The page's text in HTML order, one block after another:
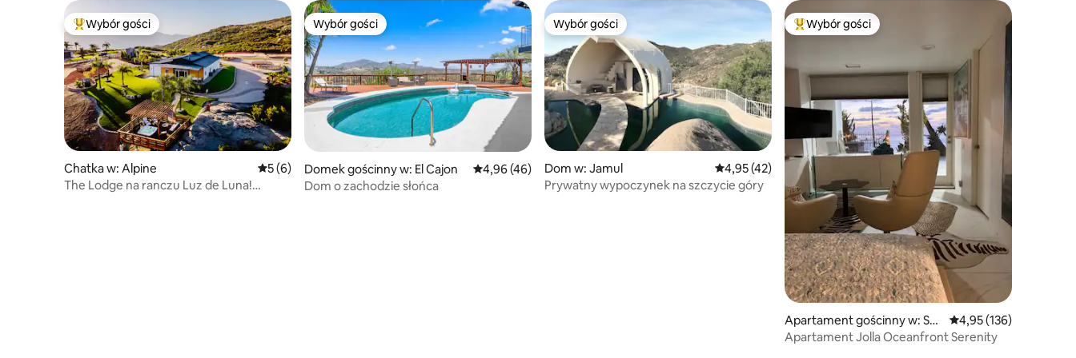
Najpopularniejsze z kategorii Wybór gości
Wybór gości
Chatka w: Alpine Średnia ocena: 5 na 5, liczba recenzji: 6
5 (6)
The Lodge na ranczu Luz de Luna!
Wybór gości
Wybór gości
Domek gościnny w: El Cajon Średnia ocena: 4,96 na 5, liczba recenzji: 46
4,96 (46)
Dom o zachodzie słońca
Wybór gości
Wybór gości
Dom w: Jamul Średnia ocena: 4,95 na 5, liczba recenzji: 42
4,95 (42)
Prywatny wypoczynek na szczycie góry
Najpopularniejsze z kategorii Wybór gości
Wybór gości
Apartament gościnny w: San
Diego
Średnia ocena: 4,95
4,95 (136)
Apartament Jolla Oceanfront Serenity